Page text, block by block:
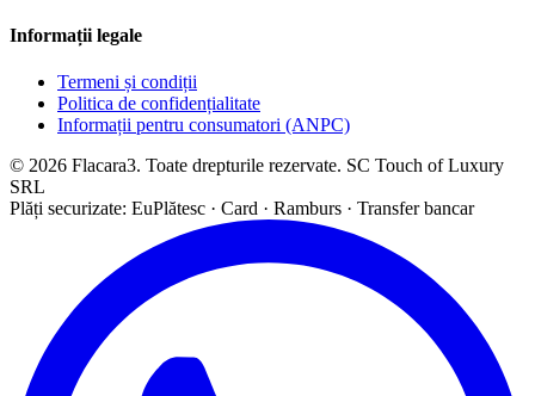
Informații legale
Termeni și condiții
Politica de confidențialitate
Informații pentru consumatori (ANPC)
© 2026 Flacara3. Toate drepturile rezervate. SC Touch of Luxury
SRL
Plăți securizate: EuPlătesc · Card · Ramburs · Transfer bancar